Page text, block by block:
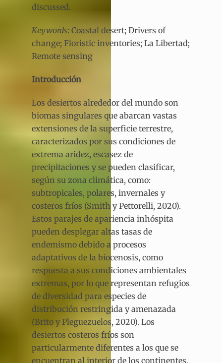
discussed.
Keywords: Coastal desert; Drivers of
change; Floristic inventories; La Libertad;
Remote sensing
Introducción
Los desiertos alrededor del mundo son
biomas singulares que abarcan vastas
extensiones de la superficie terrestre,
caracterizados por sus condiciones de
extrema aridez, escasez de
precipitaciones y se pueden clasificar,
según su zona climática, como:
subtropicales, polares, invernales y
costeros fríos (Smith y Pettorelli, 2020).
Estos parajes de apariencia inhóspita
pueden desplegar altas tasas de
endemismo debido a procesos
adaptativos de la biocenosis, como
respuesta a sus condiciones ambientales
extremas, por lo que representan refugios
de diversidad para especies de
distribución restringida y amenazada
(Brito y Pleguezuelos, 2020). Los
desiertos costeros fríos son
particularmente diferentes a los que se
encuentran al interior de los continentes,